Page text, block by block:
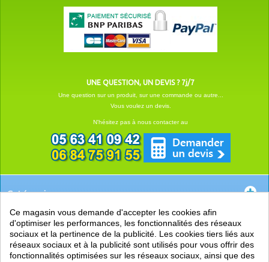
UNE QUESTION, UN DEVIS ? 7j/7
Une question sur un produit, sur une commande ou autre...
Vous voulez un devis.
N'hésitez pas à nous contacter au
Catégories
EN SAVOIR +
PRATIQUE
LIENS
Ce magasin vous demande d'accepter les cookies afin
d'optimiser les performances, les fonctionnalités des réseaux
sociaux et la pertinence de la publicité. Les cookies tiers liés aux
réseaux sociaux et à la publicité sont utilisés pour vous offrir des
fonctionnalités optimisées sur les réseaux sociaux, ainsi que des